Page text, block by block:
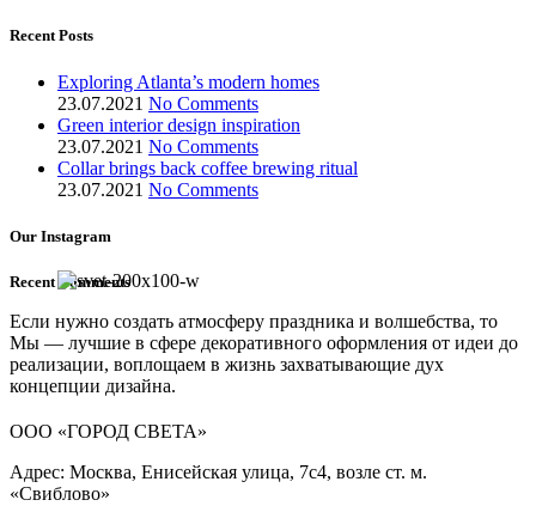
Recent Posts
Exploring Atlanta’s modern homes
23.07.2021 No Comments
Green interior design inspiration
23.07.2021 No Comments
Collar brings back coffee brewing ritual
23.07.2021 No Comments
Our Instagram
Recent Comments
Если нужно создать атмосферу праздника и волшебства, то
Мы — лучшие в сфере декоративного оформления от идеи до
реализации, воплощаем в жизнь захватывающие дух
концепции дизайна.
ООО «ГОРОД СВЕТА»
Адрес: Москва, Енисейская улица, 7с4, возле ст. м.
«Свиблово»